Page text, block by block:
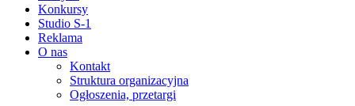
Konkursy
Studio S-1
Reklama
O nas
Kontakt
Struktura organizacyjna
Ogłoszenia, przetargi